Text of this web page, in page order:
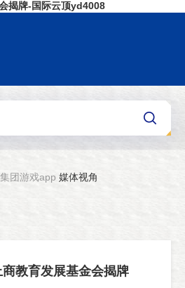
揭牌-国际云顶yd4008
团游戏app 媒体视角
教育发展基金会揭牌